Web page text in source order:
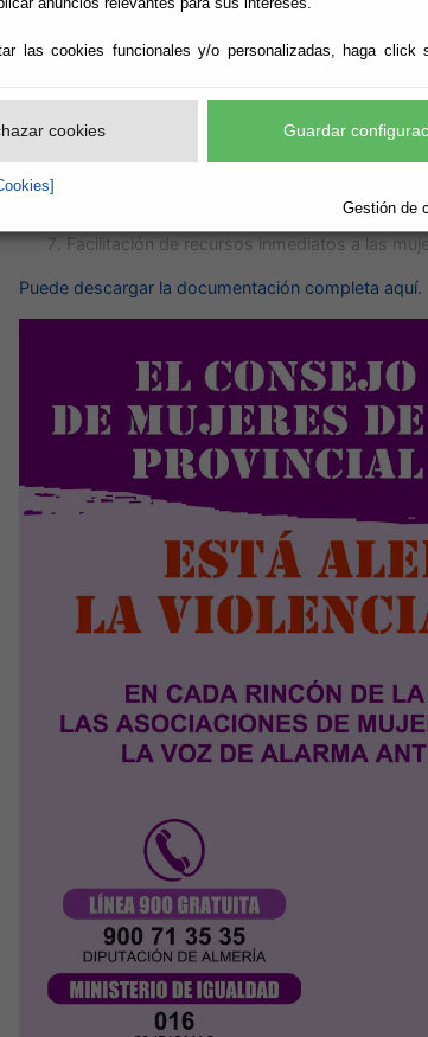
las cookies funcionales y/o personalizadas, haga click
cookies Guardar
Gestión de
multidisciplinar correspondiendo al Área de
Atención directa y tratamiento de los
Información, orientación y asesoramiento
Gestión de recursos y prestaciones sociales.
Apoyo y acompañamiento en la toma de
Elaboración de Plan Individualizado de
Derivación a aquellos servicios que puedan
Facilitación de recursos inmediatos a las
Puede descargar la documentación completa aquí.